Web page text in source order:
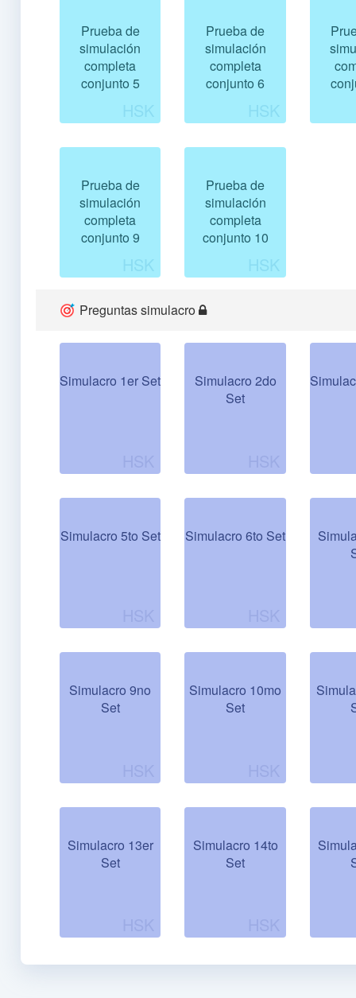
Prueba de
simulación
completa
conjunto 5
Prueba de
simulación
completa
conjunto 6
Prueba de
simulación
completa
conjunto 9
Prueba de
simulación
completa
conjunto 10
Preguntas simulacro
Simulacro 1er Set
Simulacro 2do
Set
Simulacro 5to Set Simulacro 6to Set
Simulacro 9no
Set
Simulacro 10mo
Set
Simulacro 13er
Set
Simulacro 14to
Set